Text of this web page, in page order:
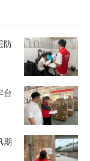
防
台
期